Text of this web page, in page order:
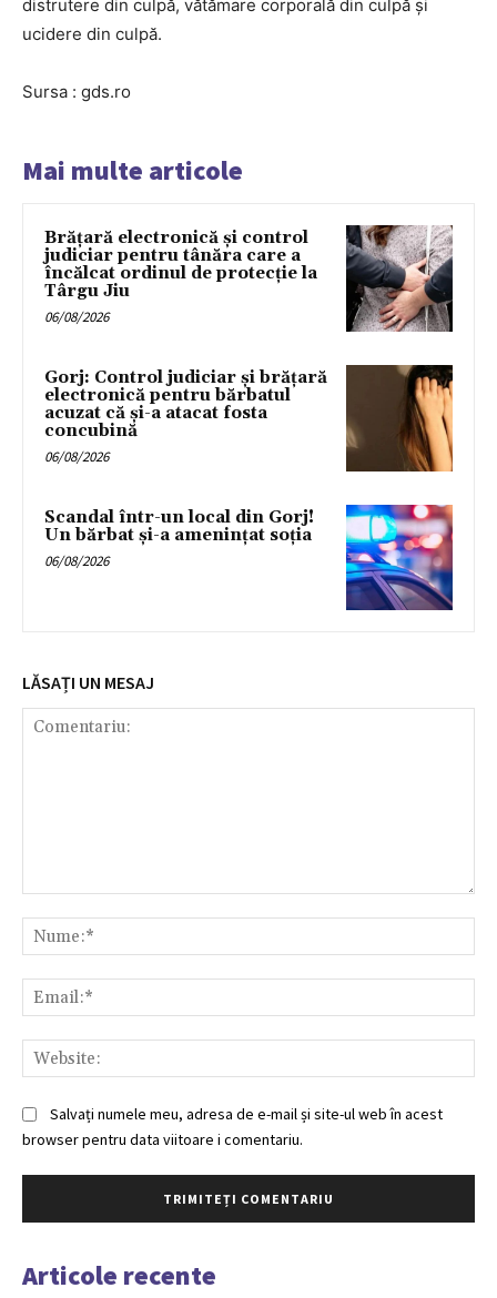
distrutere din culpă, vătămare corporală din culpă şi
ucidere din culpă.
Sursa : gds.ro
Mai multe articole
Brățară electronică și control
judiciar pentru tânăra care a
încălcat ordinul de protecție la
Târgu Jiu
06/08/2026
Gorj: Control judiciar și brățară
electronică pentru bărbatul
acuzat că și-a atacat fosta
concubină
06/08/2026
Scandal într-un local din Gorj!
Un bărbat și-a amenințat soția
06/08/2026
LĂSAȚI UN MESAJ
Salvați numele meu, adresa de e-mail și site-ul web în acest
browser pentru data viitoare i comentariu.
Articole recente